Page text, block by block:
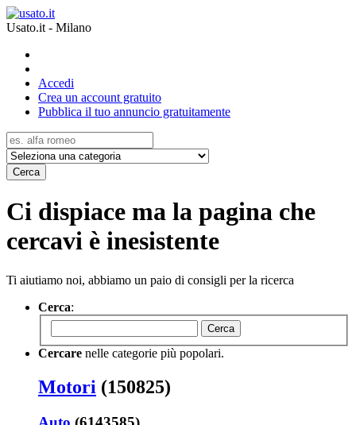
Usato.it - Milano
Accedi
Crea un account gratuito
Pubblica il tuo annuncio gratuitamente
Cerca
Ci dispiace ma la pagina che
cercavi è inesistente
Ti aiutiamo noi, abbiamo un paio di consigli per la ricerca
Cerca:
Cerca
Cercare nelle categorie più popolari.
Motori (150825)